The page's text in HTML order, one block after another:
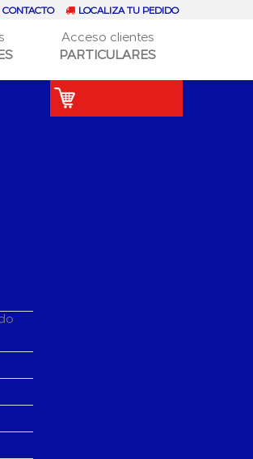
CONTACTO LOCALIZA TU PEDIDO
Acceso clientes
PARTICULARES